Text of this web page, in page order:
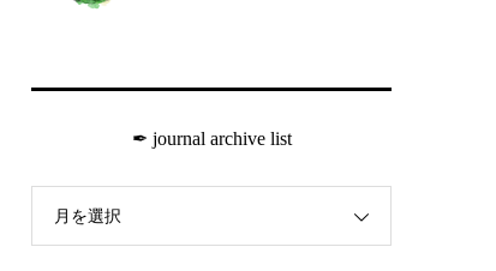
✒︎ journal archive list
月を選択